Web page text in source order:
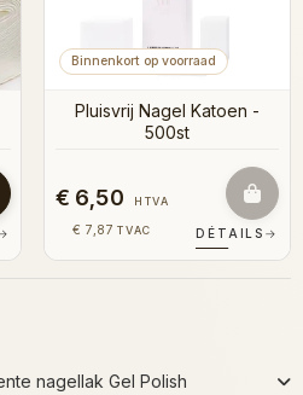
Binnenkort op voorraad
Pluisvrij Nagel Katoen -
500st
€ 6,50 HTVA
€ 7,87 TVAC DÉTAILS →
nagellak Gel Polish